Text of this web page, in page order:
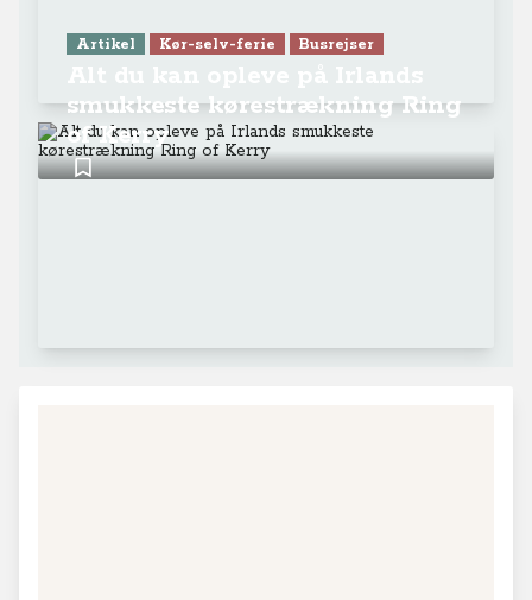
Artikel Kør-selv-ferie Busrejser
smukkeste kørestrækning Ring
of Kerry